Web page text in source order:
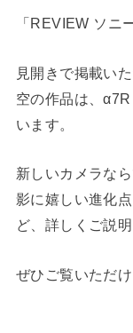
「REVIEW ソニ
見開きで掲載い
空の作品は、
います。
新しいカメラな
影に嬉しい進化
ど、詳しくご説
ぜひご覧いただ